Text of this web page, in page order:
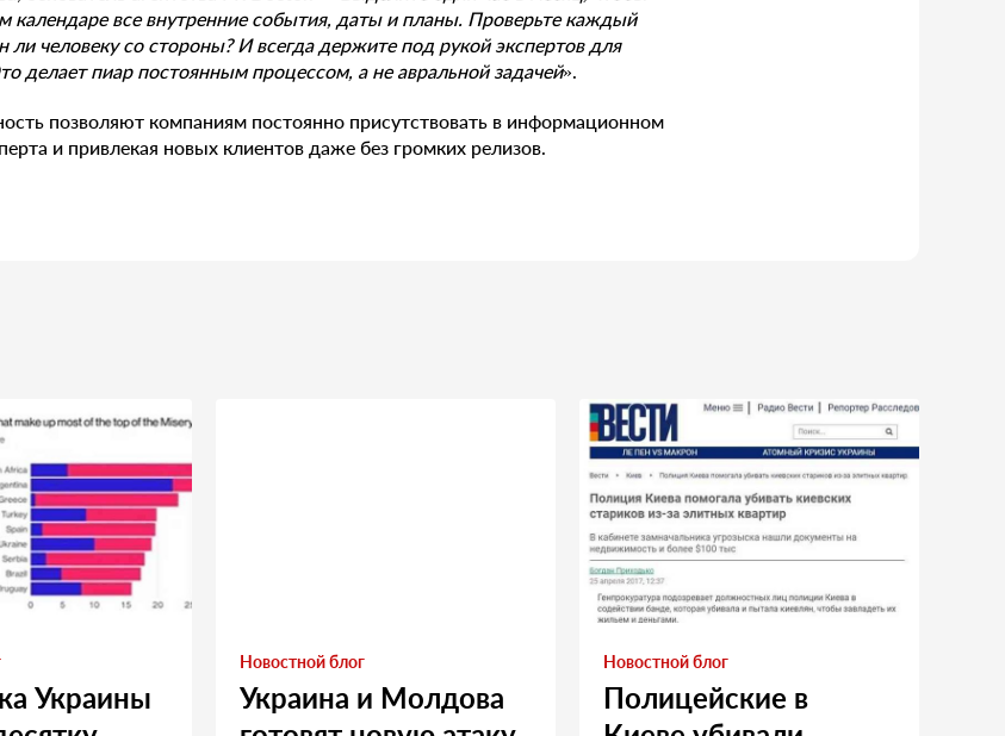
календаре все внутренние события, даты и планы. Проверьте каждый
ли человеку со стороны? И всегда держите под рукой экспертов для
делает пиар постоянным процессом, а не авральной задачей».
позволяют компаниям постоянно присутствовать в информационном
и привлекая новых клиентов даже без громких релизов.
Украины
Новостной блог
Украина и Молдова
Новостной блог
Полицейские в